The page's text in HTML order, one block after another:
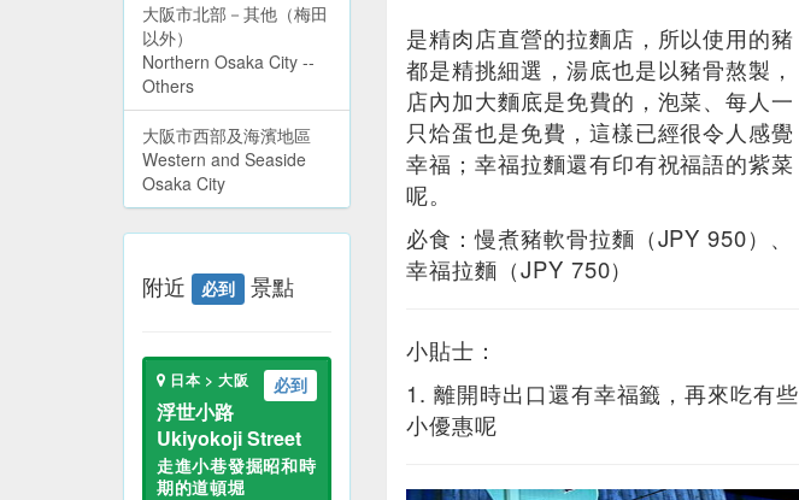
大阪市北部－其他（梅田
以外）
Northern Osaka City --
Others
大阪市西部及海濱地區
Western and Seaside
Osaka City
附近 必到 景點
必到
日本 > 大阪
浮世小路
Ukiyokoji Street
走進小巷發掘昭和時
期的道頓堀
是精肉店直營的拉麵店，所以使用的豬
都是精挑細選，湯底也是以豬骨熬製，
店內加大麵底是免費的，泡菜、每人一
只烚蛋也是免費，這樣已經很令人感覺
幸福；幸福拉麵還有印有祝福語的紫菜
呢。
必食：慢煮豬軟骨拉麵（JPY 950）、
幸福拉麵（JPY 750）
小貼士：
1. 離開時出口還有幸福籤，再來吃有些
小優惠呢